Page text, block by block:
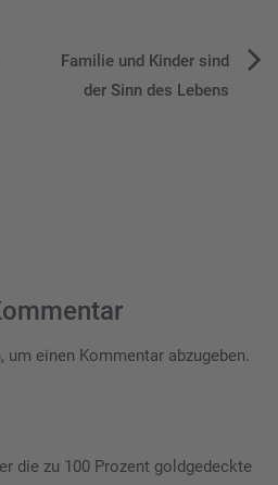
Familie und Kinder sind
der Sinn des Lebens
um einen Kommentar abzugeben.
die zu 100 Prozent goldgedeckte